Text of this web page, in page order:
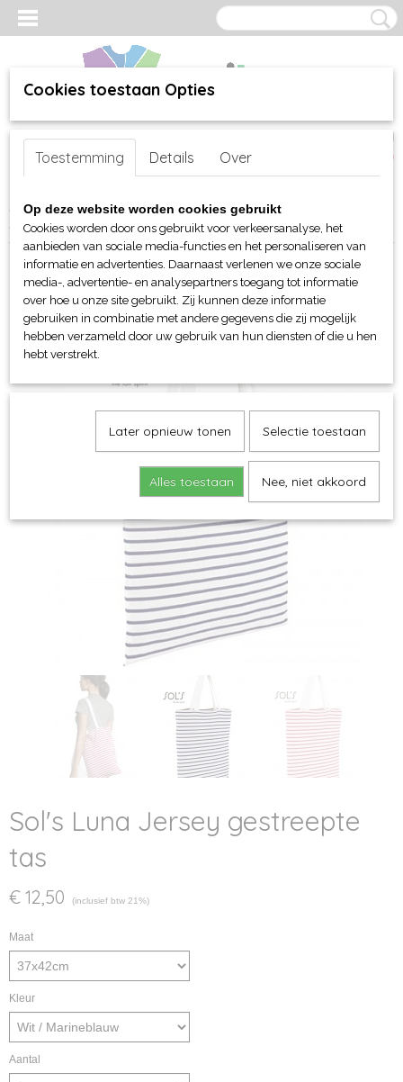
Inloggen Registreren
(0)
Home >webshop>Per merk >Sol's>Tassen e.d.
Boodschappentassen> Sol's Luna Jersey gestreepte tas
Sol's Luna Jersey gestreepte
tas
€ 12,50 (inclusief btw 21%)
Maat
Kleur
Aantal
Cookies toestaan Opties
Toestemming Details Over
Op deze website worden cookies gebruikt
Cookies worden door ons gebruikt voor verkeersanalyse, het
aanbieden van sociale media-functies en het personaliseren van
informatie en advertenties. Daarnaast verlenen we onze sociale
media-, advertentie- en analysepartners toegang tot informatie
over hoe u onze site gebruikt. Zij kunnen deze informatie
gebruiken in combinatie met andere gegevens die zij mogelijk
hebben verzameld door uw gebruik van hun diensten of die u hen
hebt verstrekt.
Later opnieuw tonen Selectie toestaan
Alles toestaan Nee, niet akkoord